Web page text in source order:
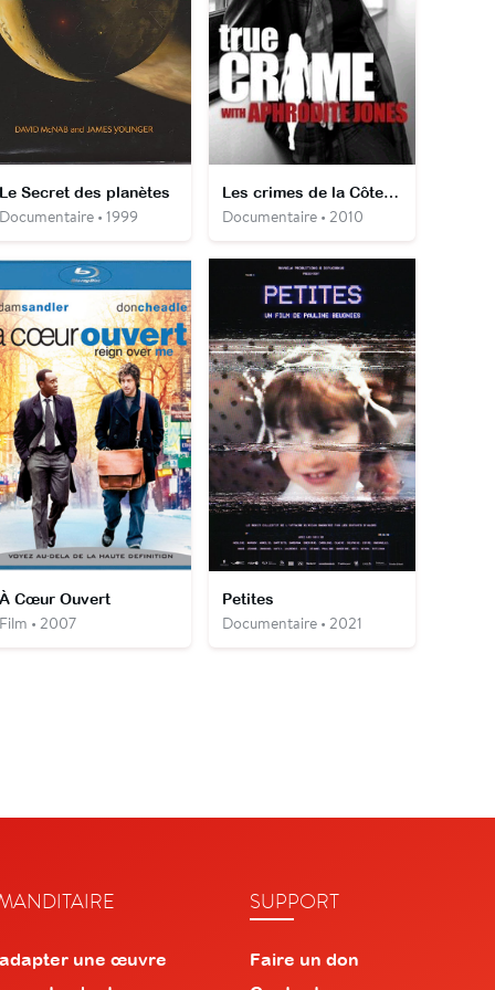
Secret des planètes
• 1999
Les crimes de la Côte Ouest
Documentaire • 2010
Cœur Ouvert
• 2007
Petites
Documentaire • 2021
une œuvre
SUPPORT
Faire un don